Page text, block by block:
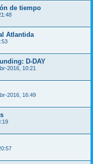
de tiempo
Atlantida
D-DAY
2016, 10:21
2016, 16:49